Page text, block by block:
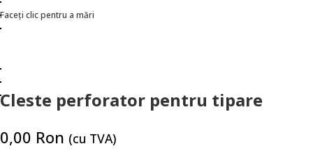
Faceți clic pentru a mări
Cleste perforator pentru tipare
0,00 Ron (cu TVA)